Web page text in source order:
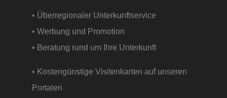
• Überregionaler Unterkunftservice
• Werbung und Promotion
• Beratung rund um Ihre Unterkunft
• Kostengünstige Visitenkarten auf unseren
Portalen